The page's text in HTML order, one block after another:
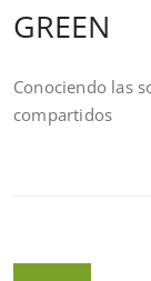
GREEN
Conociendo las
compartidos